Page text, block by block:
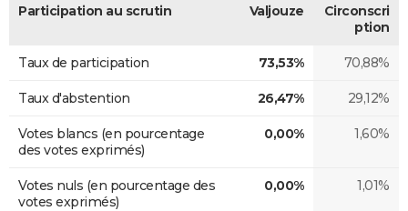
Participation au scrutin Valjouze
Circonscri
ption
Taux de participation 73,53% 70,88%
Taux d'abstention 26,47% 29,12%
Votes blancs (en pourcentage
des votes exprimés)
0,00% 1,60%
Votes nuls (en pourcentage des
votes exprimés)
0,00% 1,01%